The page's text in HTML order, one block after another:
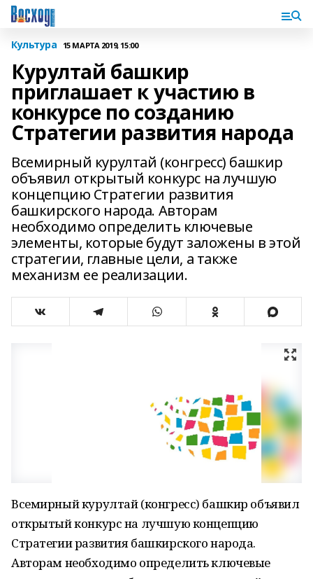
Культура 15 МАРТА 2019, 15:00
Курултай башкир
приглашает к участию в
конкурсе по созданию
Стратегии развития народа
Всемирный курултай (конгресс) башкир
объявил открытый конкурс на лучшую
концепцию Стратегии развития
башкирского народа. Авторам
необходимо определить ключевые
элементы, которые будут заложены в этой
стратегии, главные цели, а также
механизм ее реализации.
Всемирный курултай (конгресс) башкир объявил
открытый конкурс на лучшую концепцию
Стратегии развития башкирского народа.
Авторам необходимо определить ключевые